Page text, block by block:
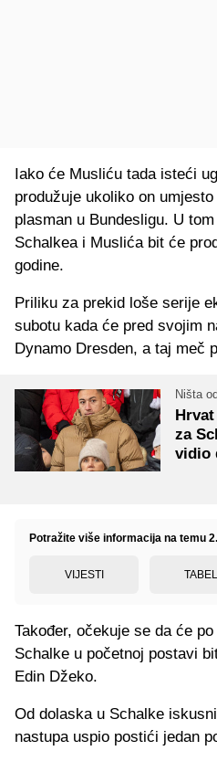
Iako će Musliću tada isteći
produžuje ukoliko on
plasman u Bundesligu. U
Schalkea i Muslića bit će
godine.
Priliku za prekid loše serije
subotu kada će pred svojim
Dynamo Dresden, a taj meč
Ništa
za
vidio
Potražite više informacija na temu
VIJESTI
Također, očekuje se da će
Schalke u početnoj postavi
Edin Džeko.
Od dolaska u Schalke
nastupa uspio postići jedan